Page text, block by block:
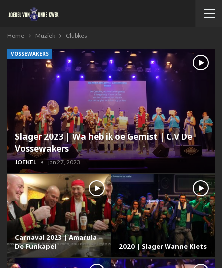
Home Muziek Clubkes
VOSSEWAKERS
Slager 2023 | Wa heb ik oe Gemist | C.V De
Vossewakers
JOEKEL jan 27, 2023
Carnaval 2023 | Amarula –
De Funkapel
2020 | Slager Wanne Klets